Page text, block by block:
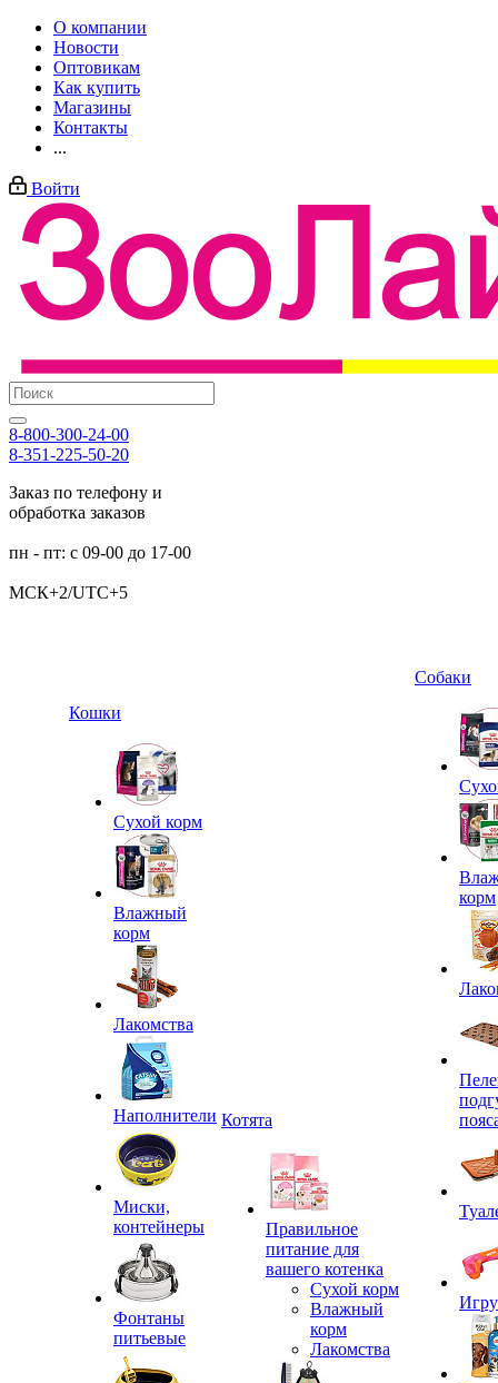
О компании
Новости
Оптовикам
Как купить
Магазины
Контакты
...
Войти
8-800-300-24-00
8-351-225-50-20
Заказ по телефону и
обработка заказов
пн - пт: с 09-00 до 17-00
МСК+2/UTC+5
Кошки
Сухой корм
Влажный
корм
Лакомства
Наполнители
Миски,
контейнеры
Фонтаны
питьевые
Котята
Правильное
питание для
вашего котенка
Сухой корм
Влажный
корм
Лакомства
Собаки
корм